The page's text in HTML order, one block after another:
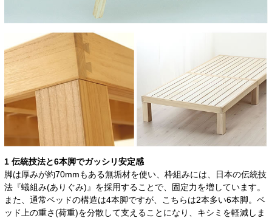
1 伝統技法と6本脚でガッシリ安定感
脚は厚みが約70mmもある無垢材を使い、枠組みには、日本の伝統技
法『蟻組み(ありぐみ)』を採用することで、固定力を増しています。
また、通常ベッドの構造は4本脚ですが、こちらは2本多い6本脚。ベ
ッド上の重さ(荷重)を分散して支えることになり、キシミを軽減しま